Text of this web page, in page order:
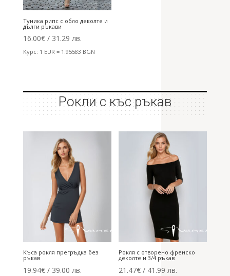
Туника рипс с обло деколте и
дълги ръкави
16.00€/ 31.29 лв.
Курс: 1 EUR = 1.95583 BGN
Рокли с къс ръкав
Къса рокля прегръдка без
ръкав
19.94€/ 39.00 лв.
Рокля с отворено френско
деколте и 3/4 ръкав
21.47€ / 41.99 лв.